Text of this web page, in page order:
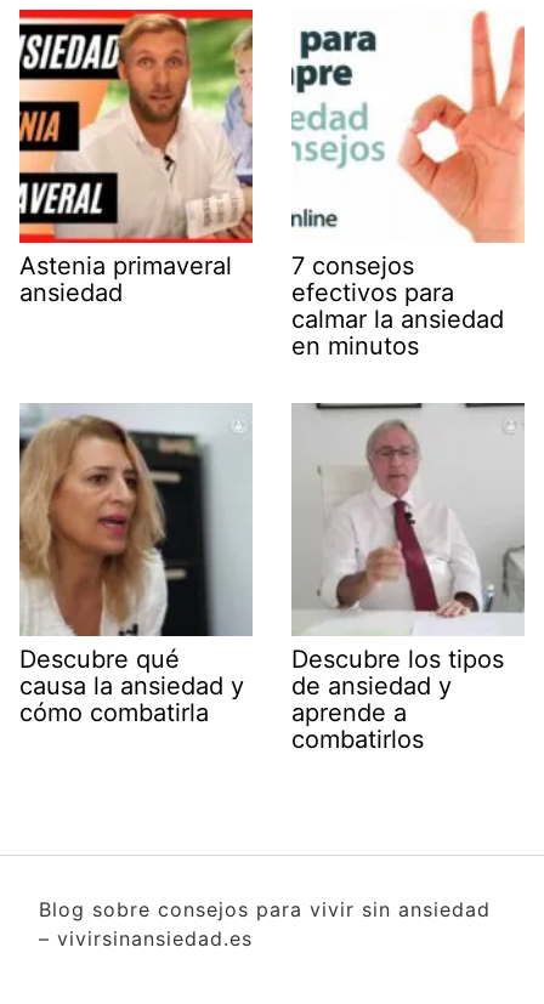
Astenia primaveral
ansiedad
7 consejos
efectivos para
calmar la ansiedad
en minutos
Descubre qué
causa la ansiedad y
cómo combatirla
Descubre los tipos
de ansiedad y
aprende a
combatirlos
Blog sobre consejos para vivir sin ansiedad
– vivirsinansiedad.es